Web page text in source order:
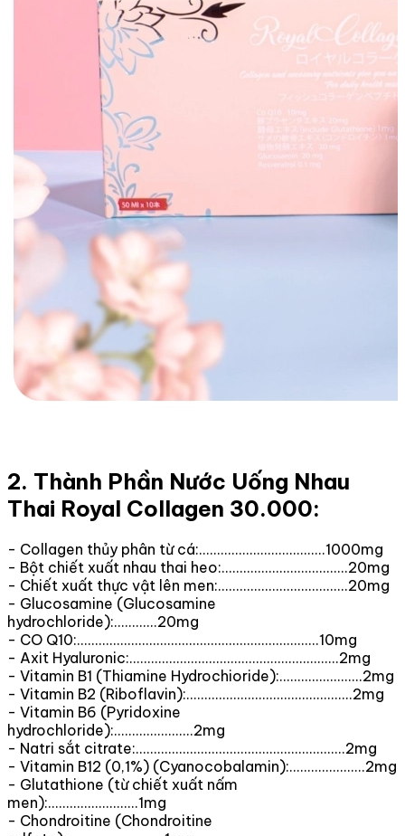
2. Thành Phần Nước Uống Nhau
Thai Royal Collagen 30.000:
- Collagen thủy phân từ cá:...................................1000mg
- Bột chiết xuất nhau thai heo:...................................20mg
- Chiết xuất thực vật lên men:....................................20mg
- Glucosamine (Glucosamine
hydrochloride):............20mg
- CO Q10:...................................................................10mg
- Axit Hyaluronic:..........................................................2mg
- Vitamin B1 (Thiamine Hydrochioride):.......................2mg
- Vitamin B2 (Riboflavin):..............................................2mg
- Vitamin B6 (Pyridoxine
hydrochloride):......................2mg
- Natri sắt citrate:..........................................................2mg
- Vitamin B12 (0,1%) (Cyanocobalamin):.....................2mg
- Glutathione (từ chiết xuất nấm
men):.........................1mg
- Chondroitine (Chondroitine